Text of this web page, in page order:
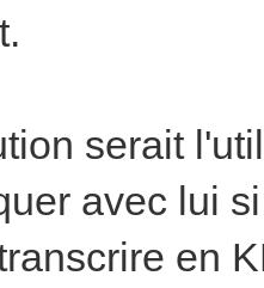
serait
avec lui
en